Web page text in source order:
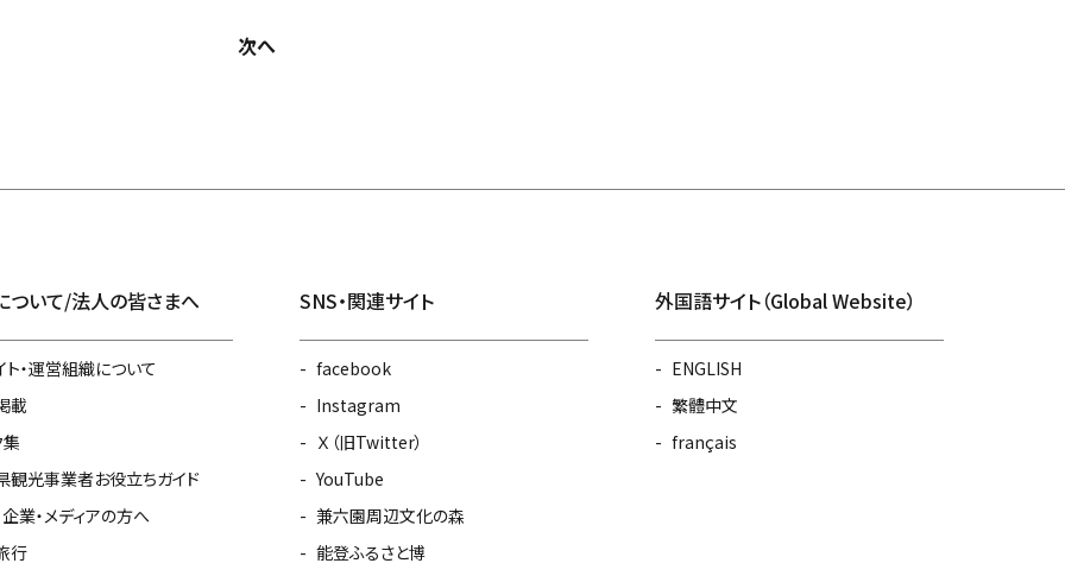
次へ
ついて/法人の皆さまへ
ト・運営組織について
載
集
観光事業者お役立ちガイド
業・メディアの方へ
行
SNS・関連サイト
facebook
Instagram
Ｘ（旧Twitter）
YouTube
兼六園周辺文化の森
能登ふるさと博
外国語サイト（Global Website）
ENGLISH
繁體中文
français